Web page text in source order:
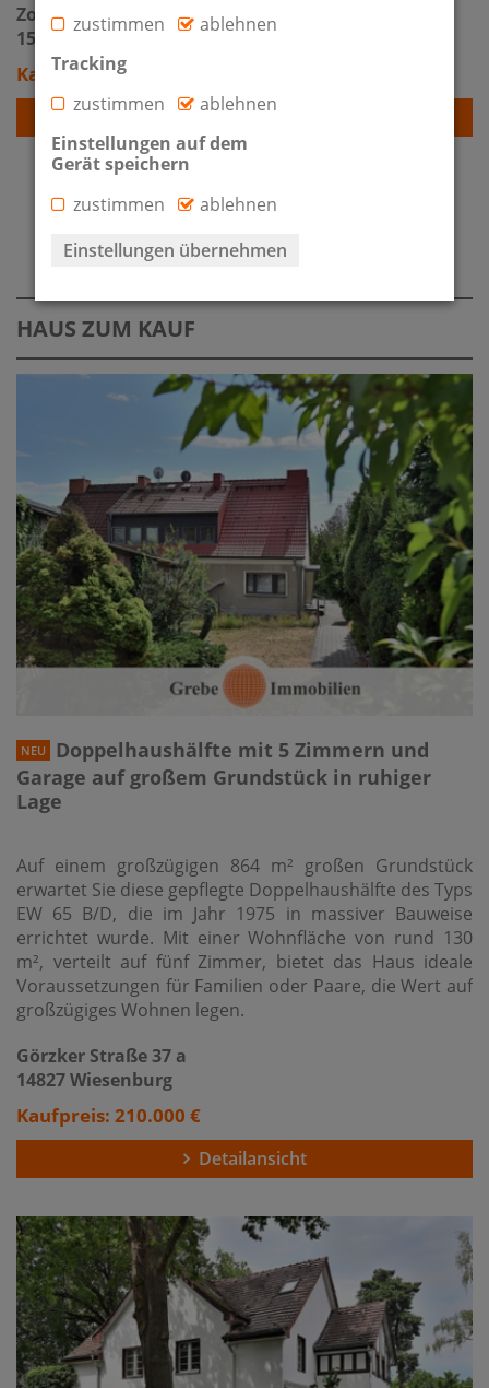
Zossener Straße 34
15838 Klausdorf / Mellensee
Kaufpreis: 1.670.000 €
Detailansicht
IMMOBILIENÜBERSICHT
HAUS ZUM KAUF
NEU
Doppelhaushälfte mit 5 Zimmern und
Garage auf großem Grundstück in ruhiger
Lage
Auf einem großzügigen 864 m² großen Grundstück
erwartet Sie diese gepflegte Doppelhaushälfte des Typs
EW 65 B/D, die im Jahr 1975 in massiver Bauweise
errichtet wurde. Mit einer Wohnfläche von rund 130
m², verteilt auf fünf Zimmer, bietet das Haus ideale
Voraussetzungen für Familien oder Paare, die Wert auf
großzügiges Wohnen legen.
Görzker Straße 37 a
14827 Wiesenburg
Kaufpreis: 210.000 €
Detailansicht
zustimmen
ablehnen
Tracking
zustimmen
ablehnen
Einstellungen auf dem
Gerät speichern
zustimmen
ablehnen
Einstellungen übernehmen